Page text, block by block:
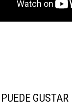
GUSTAR